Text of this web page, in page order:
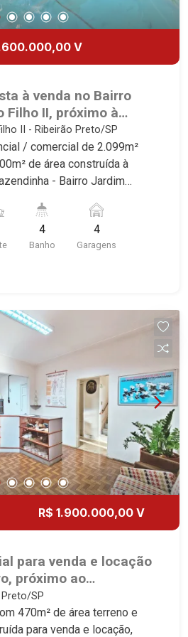
V
à venda no Bairro
Filho II, próximo à
Preto/SP.
II - Ribeirão Preto/SP
/ comercial de 2.099m²
de área construída à
- Bairro Jardim
imóvel que a Martinelli
- 2.099m² de
de área construída - 3
quintal - Paisagismo -
- Lago - Cascata - Alarme -
no mercado imobiliário
João Fiúsa, 1051 - Alto da
Preto.
4
Banho
4
Garagens
R$ 1.900.000,00 V
para venda e locação
próximo ao
Filomena -
SP
470m² de área terreno e
para venda e locação,